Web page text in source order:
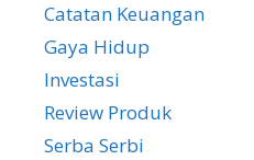
Catatan Keuangan
Gaya Hidup
Investasi
Review Produk
Serba Serbi